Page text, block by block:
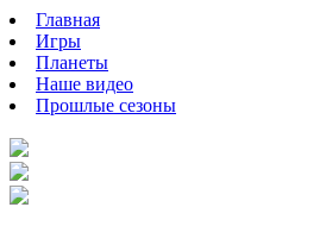
Главная
Игры
Планеты
Наше видео
Прошлые сезоны